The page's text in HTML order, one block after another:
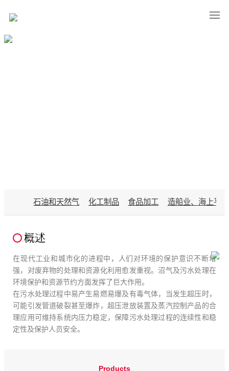
APPLICATIONS
行业应用
您当前所在的位置：
石油和天然气 化工制品 食品加工 造船业、海上平
概述
在现代工业和城市化的进程中，人们对环境的保护意识不断增
强，对废弃物的处理和资源化利用愈发重视。沼气及污水处理在
环境保护和资源节约方面发挥了巨大作用。
在污水处理过程中易产生易燃易爆及有毒气体，当发生超压时，
可能引发管道破裂甚至爆炸，超压泄放装置及蒸汽控制产品的合
理应用可维持系统内压力稳定，保障污水处理过程的连续性和稳
定性及保护人员安全。
Products